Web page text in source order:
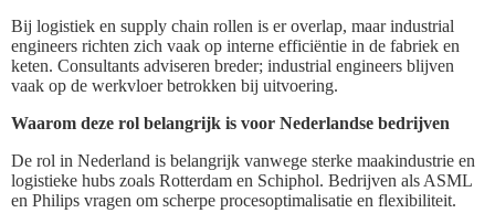
Bij logistiek en supply chain rollen is er overlap, maar industrial
engineers richten zich vaak op interne efficiëntie in de fabriek en
keten. Consultants adviseren breder; industrial engineers blijven
vaak op de werkvloer betrokken bij uitvoering.
Waarom deze rol belangrijk is voor Nederlandse bedrijven
De rol in Nederland is belangrijk vanwege sterke maakindustrie en
logistieke hubs zoals Rotterdam en Schiphol. Bedrijven als ASML
en Philips vragen om scherpe procesoptimalisatie en flexibiliteit.